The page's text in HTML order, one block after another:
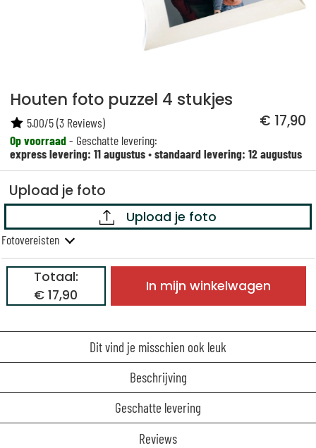
Houten foto puzzel 4 stukjes
€ 17,90
Op voorraad- Geschatte levering:
express levering: 11 augustus•standaard levering: 12 augustus
5.00/5(3 Reviews)
Upload je foto
Upload je foto
Fotovereisten
Totaal:
€ 17,90
In mijn winkelwagen
Dit vind je misschien ook leuk
Beschrijving
Geschatte levering
Reviews